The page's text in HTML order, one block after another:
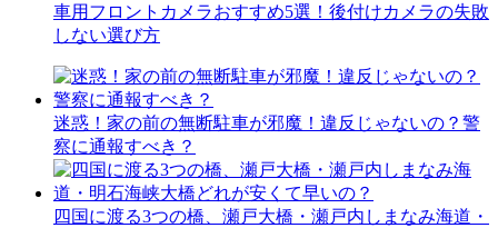
車用フロントカメラおすすめ5選！後付けカメラの失敗
しない選び方
迷惑！家の前の無断駐車が邪魔！違反じゃないの？警
察に通報すべき？
四国に渡る3つの橋、瀬戸大橋・瀬戸内しまなみ海道・